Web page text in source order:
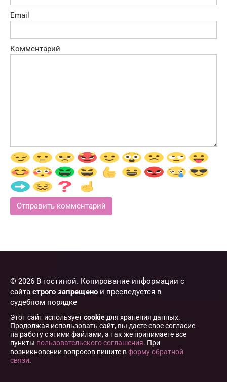
Email
Комментарий
© 2026 В гостиной. Копирование информации с
сайта строго запрещено и преследуется в
судебном порядке
Этот сайт используетcookie для хранения данных.
Продолжая использовать сайт, вы даете свое согласие
на работу с этими файлами, а так же принимаете все
пункты пользовательского соглашения. При
возникновении вопросов пишите вформу обратной
связи.